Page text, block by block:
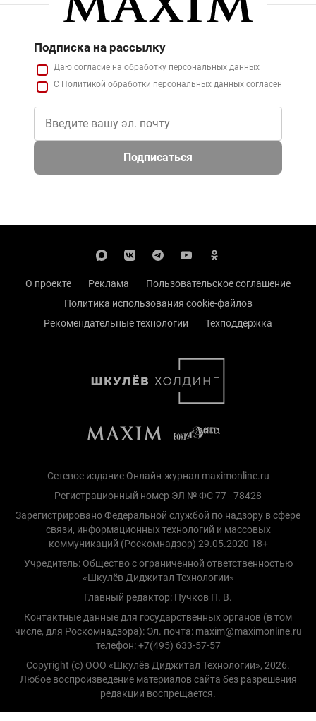
Подписка на рассылку
Даю согласие на обработку персональных данных
С Политикой обработки персональных данных согласен
Подписаться
О проекте Реклама
Пользовательское соглашение
Политика использования cookie-файлов
Рекомендательные технологии
Техподдержка
Сетевое издание Онлайн-журнал maximonline.ru
Регистрационный номер ЭЛ № ФС 77 - 78428
Зарегистрировано Федеральной службой по надзору в сфере
связи, информационных технологий и массовых
коммуникаций (Роскомнадзор) 29.05.2020 18+
Учредитель: Общество с ограниченной ответственностью
«Шкулёв Диджитал Технологии»
Главный редактор: Пучков П. В.
Контактные данные для государственных органов (в том
числе, для Роскомнадзора): Эл. почта: maxim@maximonline.ru
телефон: +7(495) 633-57-57
Copyright (с) ООО «Шкулёв Диджитал Технологии», 2026.
Любое воспроизведение материалов сайта без разрешения
редакции воспрещается.